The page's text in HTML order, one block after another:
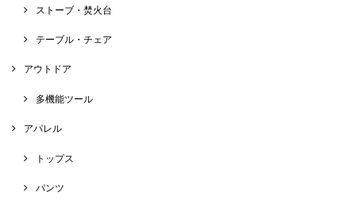
ストーブ・焚火台
テーブル・チェア
アウトドア
多機能ツール
アパレル
トップス
パンツ